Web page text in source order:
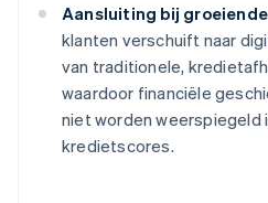
Aansluiting bij
klanten verschuift naar
van traditionele,
waardoor financiële
niet worden weerspiegeld
kredietscores.